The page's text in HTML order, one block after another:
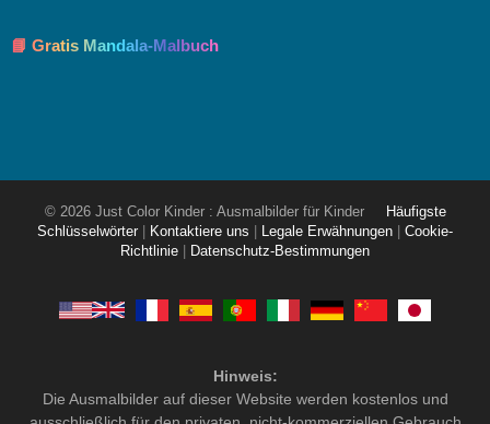
📘 Gratis Mandala-Malbuch
© 2026 Just Color Kinder : Ausmalbilder für Kinder
Häufigste
Schlüsselwörter
Kontaktiere uns Legale Erwähnungen
Cookie-
Richtlinie
Datenschutz-Bestimmungen
Hinweis:
Die Ausmalbilder auf dieser Website werden kostenlos und